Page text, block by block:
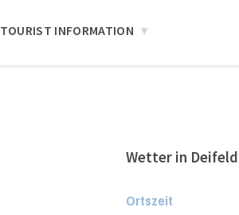
TOURIST INFORMATION
Wetter in Deifeld
Ortszeit